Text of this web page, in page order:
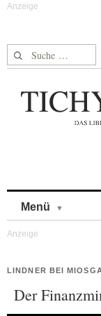
Suche nach:
Menü
LINDNER BEI MIOSGA
Der